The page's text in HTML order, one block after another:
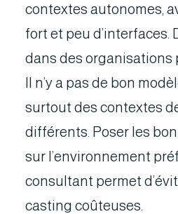
contextes autonomes,
fort et peu d’interfaces.
dans des organisations
Il n’y a pas de bon
surtout des contextes
différents. Poser les
sur l’environnement
consultant permet
casting coûteuses.